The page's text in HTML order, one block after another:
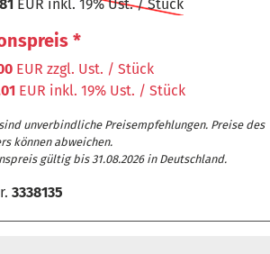
EUR inkl. 19% Ust. / Stück
*
EUR zzgl. Ust. / Stück
EUR inkl. 19% Ust. / Stück
unverbindliche Preisempfehlungen. Preise des
können abweichen.
gültig bis 31.08.2026 in Deutschland.
3338135